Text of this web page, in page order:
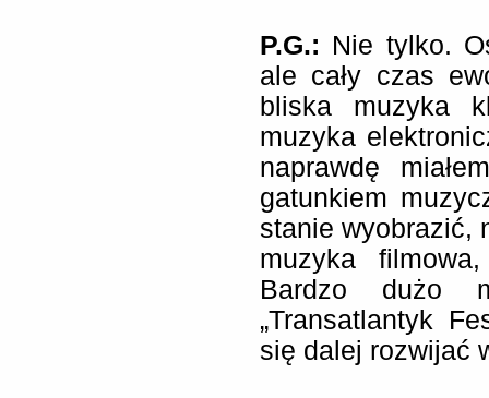
P.G.: Nie tylko.
ale cały czas
bliska muzyka
muzyka
naprawdę
gatunkiem
stanie wyobrazić,
muzyka
Bardzo dużo
„Transatlantyk
się dalej rozwijać